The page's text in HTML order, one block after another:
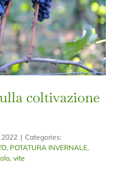
coltivazione
| Categories:
, POTATURA INVERNALE,
,vite